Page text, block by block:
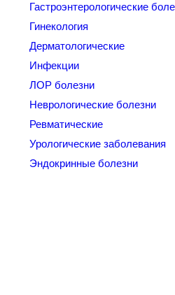
Гастроэнтерологические
Гинекология
Дерматологические
Инфекции
ЛОР болезни
Неврологические болезни
Ревматические
Урологические заболевания
Эндокринные болезни